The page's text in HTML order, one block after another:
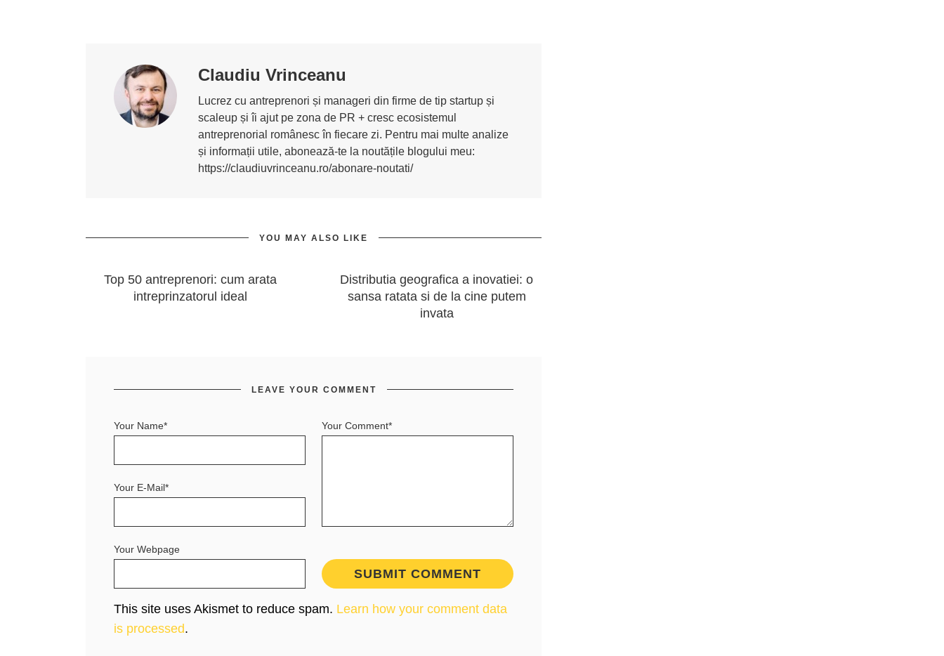
Claudiu Vrinceanu
Lucrez cu antreprenori și manageri din firme de tip startup și
scaleup și îi ajut pe zona de PR + cresc ecosistemul
antreprenorial românesc în fiecare zi. Pentru mai multe analize
și informații utile, abonează-te la noutățile blogului meu:
https://claudiuvrinceanu.ro/abonare-noutati/
YOU MAY ALSO LIKE
Top 50 antreprenori: cum arata
intreprinzatorul ideal
Distributia geografica a inovatiei: o
sansa ratata si de la cine putem
invata
LEAVE YOUR COMMENT
Your Comment*
Your Name*
Your E-Mail*
Your Webpage
This site uses Akismet to reduce spam. Learn how your comment data
is processed.